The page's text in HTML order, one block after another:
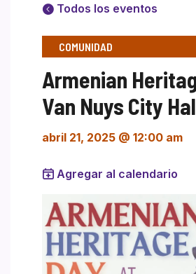
Todos los eventos
COMUNIDAD
Armenian
Van Nuys City
abril 21, 2025 @ 12:00 am
Agregar al calendario